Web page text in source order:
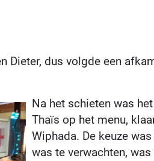
Dieter, dus volgde een
Na het schieten was
Thaïs op het menu,
Wiphada. De keuze
was te verwachten,